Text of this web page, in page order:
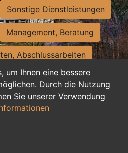
um Ihnen eine bessere
Durch die Nutzung
Sie unserer Verwendung
Sonstige Dienstleistungen
Management, Beratung
Abschlussarbeiten
Sekretariat
Nebenjobs
duale Ausbildung